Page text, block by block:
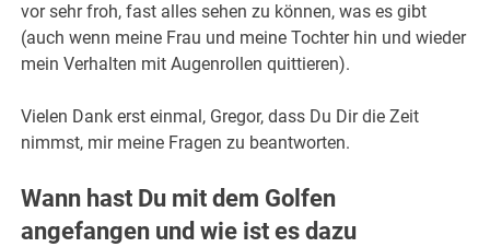
vor sehr froh, fast alles sehen zu können, was es gibt
(auch wenn meine Frau und meine Tochter hin und wieder
mein Verhalten mit Augenrollen quittieren).
Vielen Dank erst einmal, Gregor, dass Du Dir die Zeit
nimmst, mir meine Fragen zu beantworten.
Wann hast Du mit dem Golfen
angefangen und wie ist es dazu